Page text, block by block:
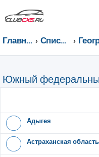
Главная страница Список форумов
Южный
Адыгея
Астраханская область